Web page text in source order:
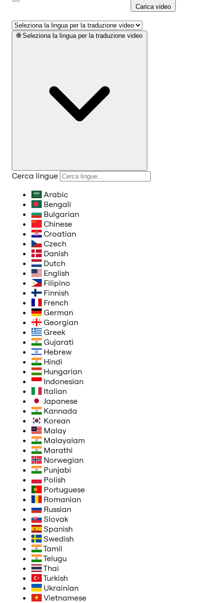
Carica video
🌐 Seleziona la lingua per la traduzione video
Cerca lingue
Arabic
Bengali
Bulgarian
Chinese
Croatian
Czech
Danish
Dutch
English
Filipino
Finnish
French
German
Georgian
Greek
Gujarati
Hebrew
Hindi
Hungarian
Indonesian
Italian
Japanese
Kannada
Korean
Malay
Malayalam
Marathi
Norwegian
Punjabi
Polish
Portuguese
Romanian
Russian
Slovak
Spanish
Swedish
Tamil
Telugu
Thai
Turkish
Ukrainian
Vietnamese